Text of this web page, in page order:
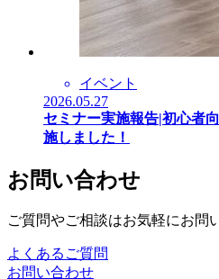
イベント
2026.05.27
セミナー実施報告|初心者
施しました！
お問い合わせ
ご質問やご相談はお気軽にお問
よくあるご質問
お問い合わせ